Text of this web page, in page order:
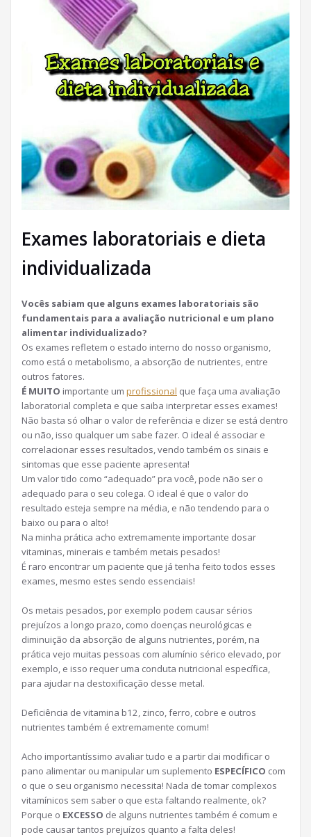
Exames laboratoriais e dieta
individualizada
Vocês sabiam que alguns exames laboratoriais são
fundamentais para a avaliação nutricional e um plano
alimentar individualizado?
Os exames refletem o estado interno do nosso organismo,
como está o metabolismo, a absorção de nutrientes, entre
outros fatores.
É MUITO importante um profissional que faça uma avaliação
laboratorial completa e que saiba interpretar esses exames!
Não basta só olhar o valor de referência e dizer se está dentro
ou não, isso qualquer um sabe fazer. O ideal é associar e
correlacionar esses resultados, vendo também os sinais e
sintomas que esse paciente apresenta!
Um valor tido como “adequado” pra você, pode não ser o
adequado para o seu colega. O ideal é que o valor do
resultado esteja sempre na média, e não tendendo para o
baixo ou para o alto!
Na minha prática acho extremamente importante dosar
vitaminas, minerais e também metais pesados!
É raro encontrar um paciente que já tenha feito todos esses
exames, mesmo estes sendo essenciais!
Os metais pesados, por exemplo podem causar sérios
prejuízos a longo prazo, como doenças neurológicas e
diminuição da absorção de alguns nutrientes, porém, na
prática vejo muitas pessoas com alumínio sérico elevado, por
exemplo, e isso requer uma conduta nutricional específica,
para ajudar na destoxificação desse metal.
Deficiência de vitamina b12, zinco, ferro, cobre e outros
nutrientes também é extremamente comum!
Acho importantíssimo avaliar tudo e a partir dai modificar o
pano alimentar ou manipular um suplemento ESPECÍFICO com
o que o seu organismo necessita! Nada de tomar complexos
vitamínicos sem saber o que esta faltando realmente, ok?
Porque o EXCESSO de alguns nutrientes também é comum e
pode causar tantos prejuízos quanto a falta deles!